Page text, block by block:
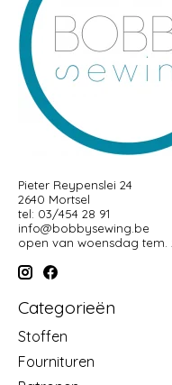
Pieter Reypenslei 24
2640 Mortsel
tel: 03/454 28 91
info@bobbysewing.be
open van woensdag tem.
Categorieën
Stoffen
Fournituren